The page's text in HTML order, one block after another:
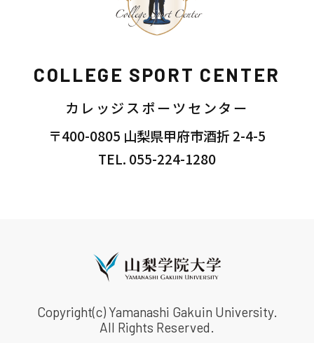
COLLEGE SPORT CENTER
カレッジスポーツセンター
〒400-0805 山梨県甲府市酒折 2-4-5
TEL. 055-224-1280
Copyright(c) Yamanashi Gakuin University.
All Rights Reserved.